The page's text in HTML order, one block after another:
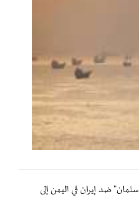
ضد إيران في اليمن إلى